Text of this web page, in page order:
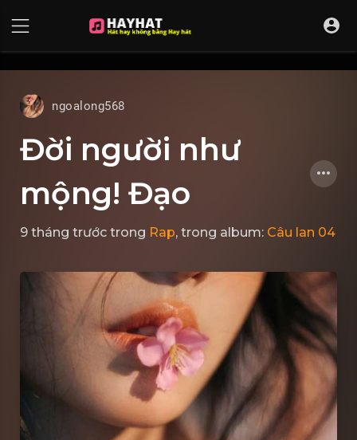
ngoalong568
Đời người như
mộng! Đạo
9 tháng trước trong Rap, trong album: Câu lan 04